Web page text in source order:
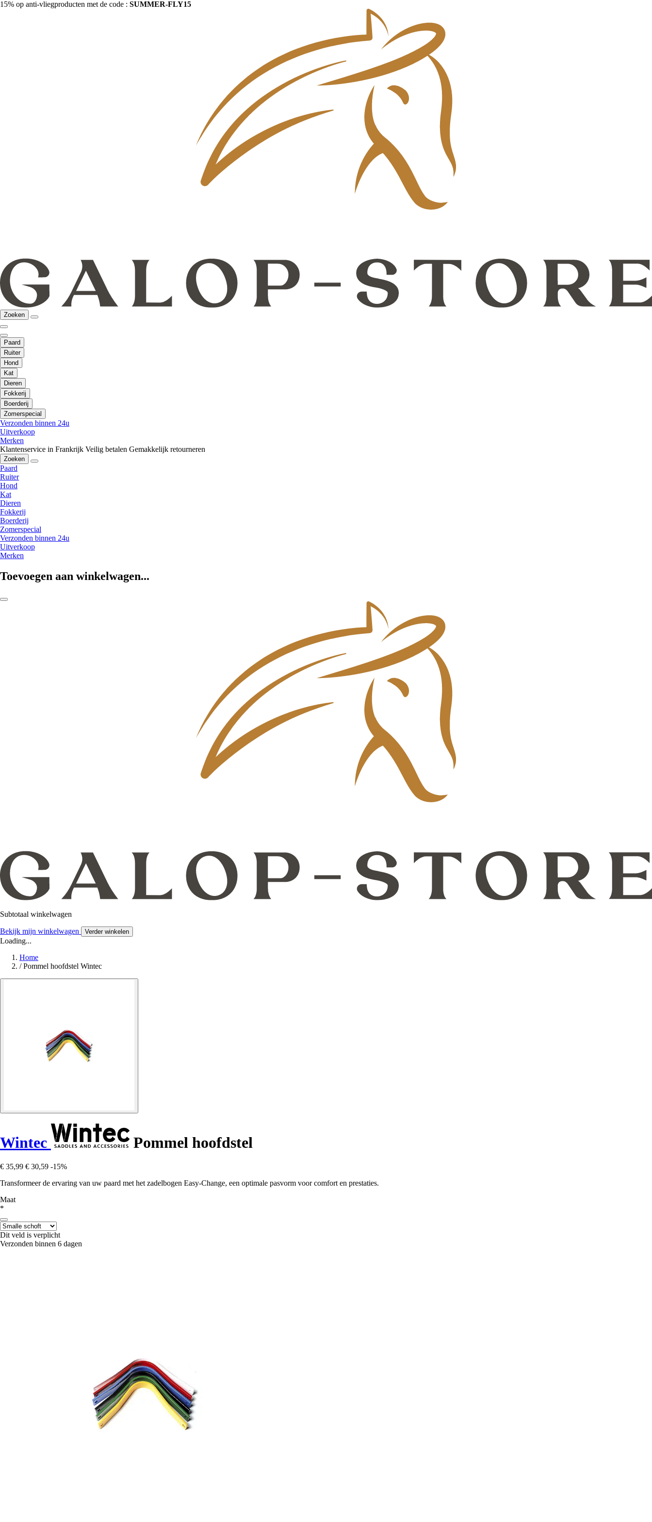
15% op anti-vliegproducten met de code : SUMMER-FLY15
Zoeken
Paard
Ruiter
Hond
Kat
Dieren
Fokkerij
Boerderij
Zomerspecial
Verzonden binnen 24u
Uitverkoop
Merken
Klantenservice in Frankrijk Veilig betalen Gemakkelijk retourneren
Zoeken
Paard
Ruiter
Hond
Kat
Dieren
Fokkerij
Boerderij
Zomerspecial
Verzonden binnen 24u
Uitverkoop
Merken
Toevoegen aan winkelwagen...
Subtotaal winkelwagen
Bekijk mijn winkelwagen Verder winkelen
Loading...
Home
/ Pommel hoofdstel Wintec
Wintec Pommel hoofdstel
€ 35,99 € 30,59 -15%
Transformeer de ervaring van uw paard met het zadelbogen Easy-Change, een optimale pasvorm voor comfort en prestaties.
Maat
*
Dit veld is verplicht
Verzonden binnen 6 dagen